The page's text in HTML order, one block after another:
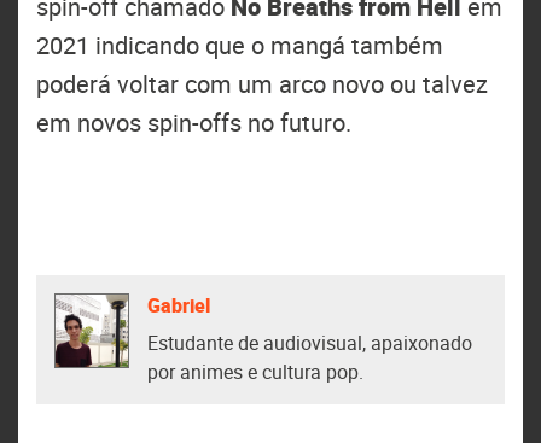
spin-off chamado No Breaths from Hell em
2021 indicando que o mangá também
poderá voltar com um arco novo ou talvez
em novos spin-offs no futuro.
Gabriel
Estudante de audiovisual, apaixonado
por animes e cultura pop.